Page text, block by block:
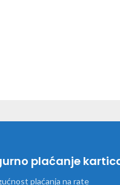
plaćanje
plaćanja na rate